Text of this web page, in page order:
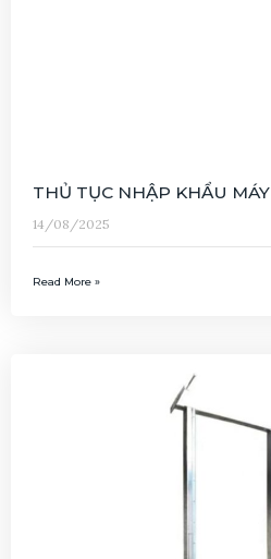
THỦ TỤC NHẬP KHẨU
14/08/2025
Read More »